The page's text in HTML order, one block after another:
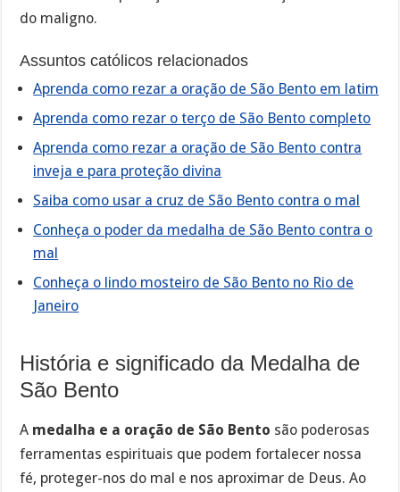
do maligno.
Assuntos católicos relacionados
Aprenda como rezar a oração de São Bento em latim
Aprenda como rezar o terço de São Bento completo
Aprenda como rezar a oração de São Bento contra
inveja e para proteção divina
Saiba como usar a cruz de São Bento contra o mal
Conheça o poder da medalha de São Bento contra o
mal
Conheça o lindo mosteiro de São Bento no Rio de
Janeiro
História e significado da Medalha de
São Bento
A medalha e a oração de São Bento são poderosas
ferramentas espirituais que podem fortalecer nossa
fé, proteger-nos do mal e nos aproximar de Deus. Ao